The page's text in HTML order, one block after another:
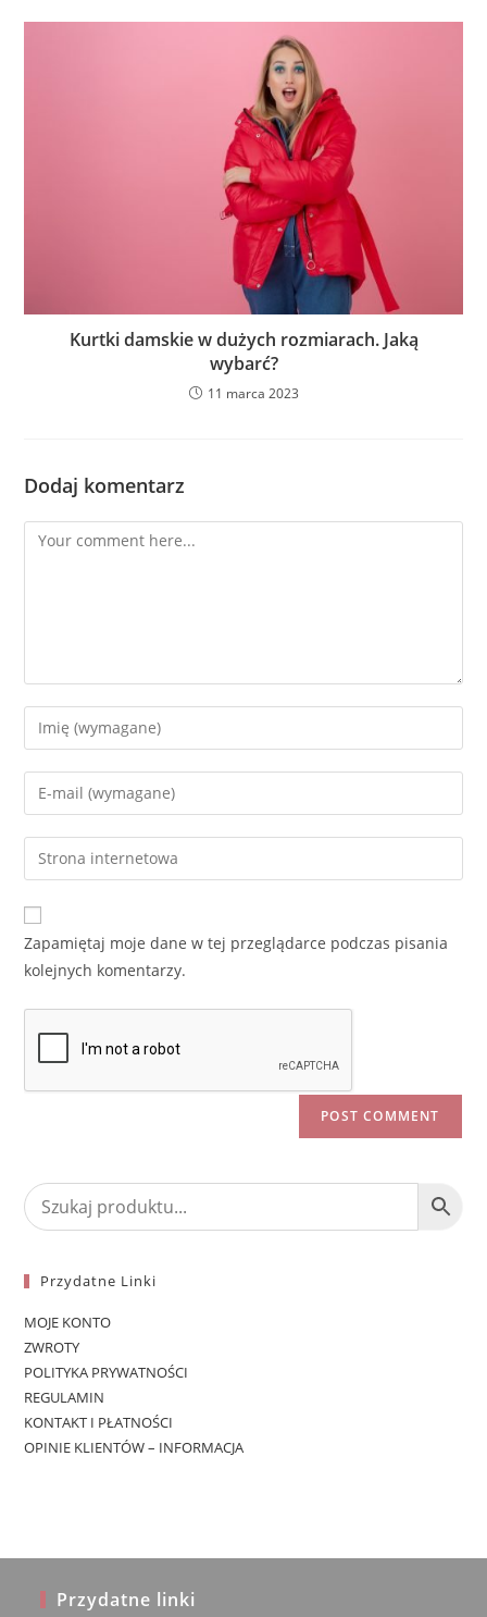
Kurtki damskie w dużych rozmiarach. Jaką
wybarć?
11 marca 2023
Dodaj komentarz
Comment
Enter
your
name
comment
Enter
your
email
address
comment
Enter
your
website
URL
(optional)
Zapamiętaj moje dane w tej przeglądarce podczas pisania
kolejnych komentarzy.
Przydatne Linki
MOJE KONTO
ZWROTY
POLITYKA PRYWATNOŚCI
REGULAMIN
KONTAKT I PŁATNOŚCI
OPINIE KLIENTÓW – INFORMACJA
Przydatne linki